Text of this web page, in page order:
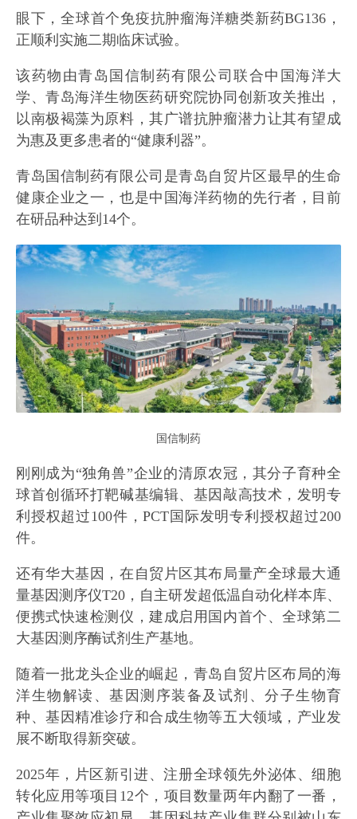
眼下，全球首个免疫抗肿瘤海洋糖类新药BG136，
正顺利实施二期临床试验。
该药物由青岛国信制药有限公司联合中国海洋大
学、青岛海洋生物医药研究院协同创新攻关推出，
以南极褐藻为原料，其广谱抗肿瘤潜力让其有望成
为惠及更多患者的“健康利器”。
青岛国信制药有限公司是青岛自贸片区最早的生命
健康企业之一，也是中国海洋药物的先行者，目前
在研品种达到14个。
国信制药
刚刚成为“独角兽”企业的清原农冠，其分子育种全
球首创循环打靶碱基编辑、基因敲高技术，发明专
利授权超过100件，PCT国际发明专利授权超过200
件。
还有华大基因，在自贸片区其布局量产全球最大通
量基因测序仪T20，自主研发超低温自动化样本库、
便携式快速检测仪，建成启用国内首个、全球第二
大基因测序酶试剂生产基地。
随着一批龙头企业的崛起，青岛自贸片区布局的海
洋生物解读、基因测序装备及试剂、分子生物育
种、基因精准诊疗和合成生物等五大领域，产业发
展不断取得新突破。
2025年，片区新引进、注册全球领先外泌体、细胞
转化应用等项目12个，项目数量两年内翻了一番，